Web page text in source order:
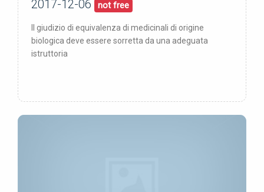
pubblicata:06/12/17
2017-12-06 not free
Il giudizio di equivalenza di medicinali di origine
biologica deve essere sorretta da una adeguata
istruttoria